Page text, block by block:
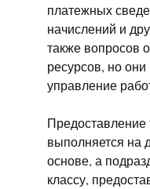
платежных
начислений и
также вопросов
ресурсов, но они
управление
выполняется на
основе, а
классу,